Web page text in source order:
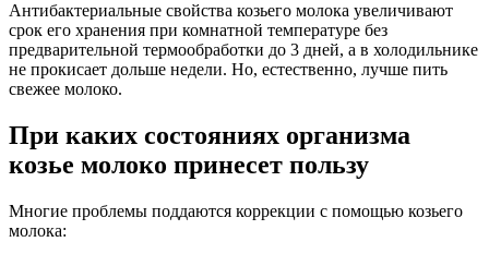
Антибактериальные свойства козьего молока увеличивают
срок его хранения при комнатной температуре без
предварительной термообработки до 3 дней, а в холодильнике
не прокисает дольше недели. Но, естественно, лучше пить
свежее молоко.
При каких состояниях организма
козье молоко принесет пользу
Многие проблемы поддаются коррекции с помощью козьего
молока: